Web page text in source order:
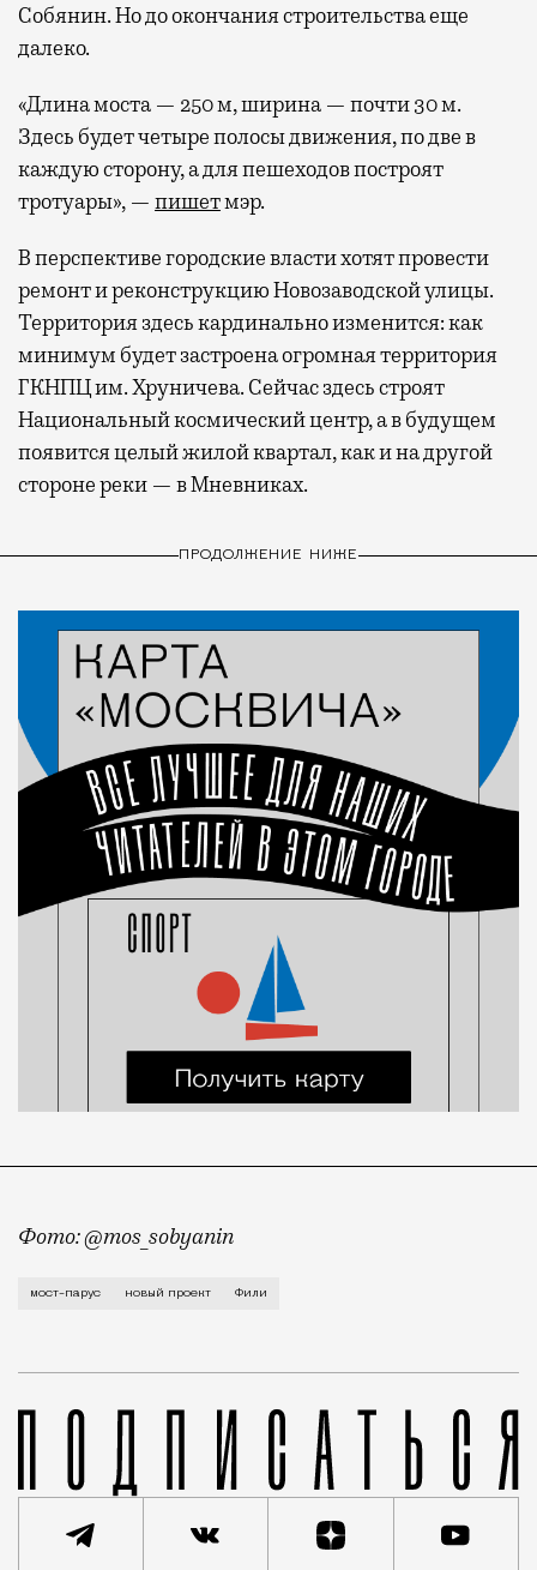
Собянин. Но до окончания строительства еще
далеко.
«Длина моста — 250 м, ширина — почти 30 м.
Здесь будет четыре полосы движения, по две в
каждую сторону, а для пешеходов построят
тротуары», — пишетмэр.
В перспективе городские власти хотят провести
ремонт и реконструкцию Новозаводской улицы.
Территория здесь кардинально изменится: как
минимум будет застроена огромная территория
ГКНПЦ им. Хруничева. Сейчас здесь строят
Национальный космический центр, а в будущем
появится целый жилой квартал, как и на другой
стороне реки — в Мневниках.
ПРОДОЛЖЕНИЕ НИЖЕ
Фото: @mos_sobyanin
Мост-парус появится между Новозаводской
мост-парус новый проект Фили